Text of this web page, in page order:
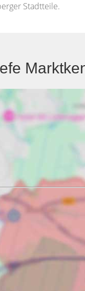
Stadtteile.